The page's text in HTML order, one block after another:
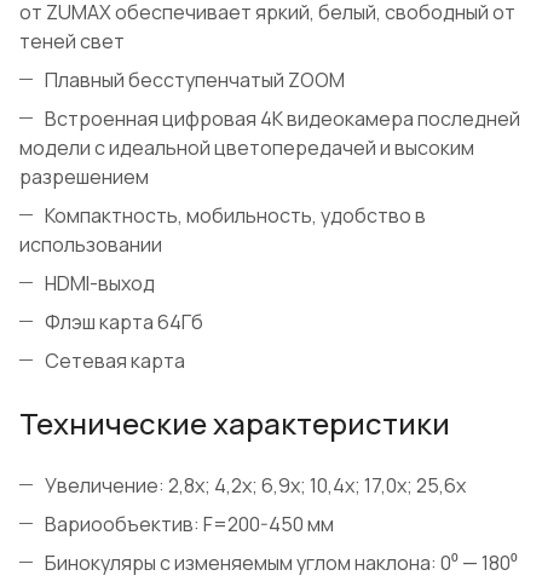
от ZUMAX обеспечивает яркий, белый, свободный от
теней свет
Плавный бесступенчатый ZOOM
Встроенная цифровая 4K видеокамера последней
модели с идеальной цветопередачей и высоким
разрешением
Компактность, мобильность, удобство в
использовании
HDMI-выход
Флэш карта 64Гб
Сетевая карта
Технические характеристики
Увеличение: 2,8x; 4,2x; 6,9x; 10,4x; 17,0x; 25,6x
Вариообъектив: F=200-450 мм
Бинокуляры с изменяемым углом наклона: 0⁰ — 180⁰